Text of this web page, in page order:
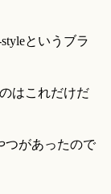
というブラ
はこれだけだ
つがあったので